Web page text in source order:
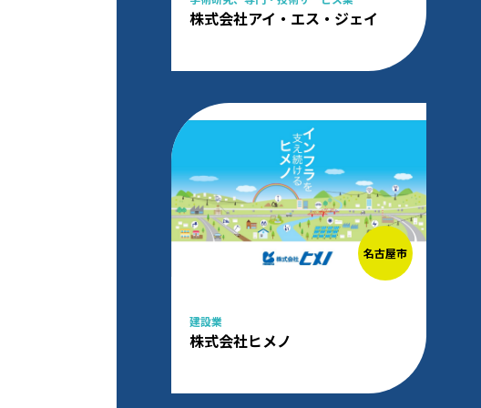
株式会社アイ・エス・ジェイ
名古屋市
建設業
株式会社ヒメノ